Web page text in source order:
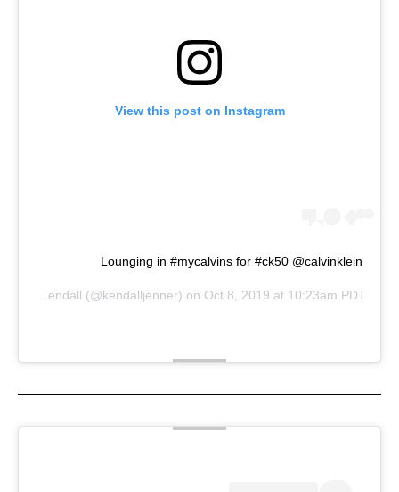
View this post on Instagram
Lounging in #mycalvins for #ck50 @calvinklein
Kendall (@kendalljenner) on Oct 8, 2019 at 10:23am PDT